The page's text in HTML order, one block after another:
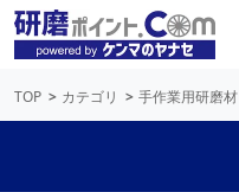
TOP カテゴリ 手作業用研磨材